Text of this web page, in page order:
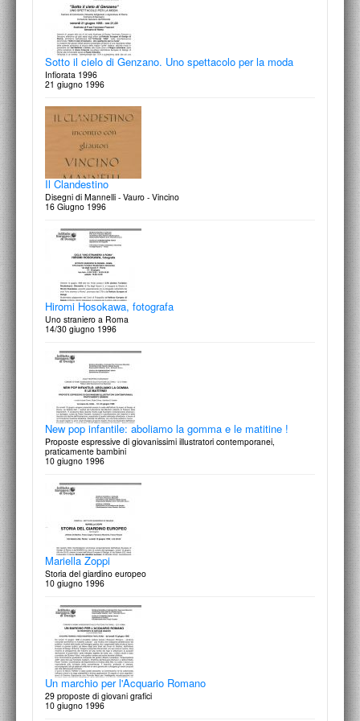
20 ottobre 1997
Nel segno di Hoffmann: ritmo alternato
rassegna espositiva Orocapital
26 settembre 1997
Cesare Zavattini
Ritrattazioni
15 Settembre 1997
4 bambini futuri artisti: I fratelli Melis
C’era un fiume e nel fiume il mare
10 settembre 1997
Le presenze dell’Istituto Europeo di Design di Roma dal 1990, ad
Abitare il Tempo.
22 Settembre 1997
Ana Mir Prieto
Una lezione organizzata dal dudi (Diploma Universitario Disegno
Industriale)
20 giugno 1997
Ugo Iafulla
Grow-Up: giovani artisti crescono
17 giugno 1997
Viaggio in Marocco: Musica e danza
9 giugno 1997
Beyond Transparency: Brigitte Desrochers
9 giugno 1997
Corso intensivo di computergrafica
Nuova programmazione didattica. Ciclo IED “Nuovi corsi di
aggiornamento professionale”
9 giugno 1997
Alessio Carosi
Grow-Up: giovani artisti crescono
3 giugno 1997
Sotto il cielo di Genzano. Uno spettacolo per la moda
Infiorata 1996
21 giugno 1996
Il Clandestino
Disegni di Mannelli - Vauro - Vincino
16 Giugno 1996
Hiromi Hosokawa, fotografa
Uno straniero a Roma
14/30 giugno 1996
New pop infantile: aboliamo la gomma e le matitine !
Proposte espressive di giovanissimi illustratori contemporanei,
praticamente bambini
10 giugno 1996
Mariella Zoppi
Storia del giardino europeo
10 giugno 1996
Un marchio per l'Acquario Romano
29 proposte di giovani grafici
10 giugno 1996